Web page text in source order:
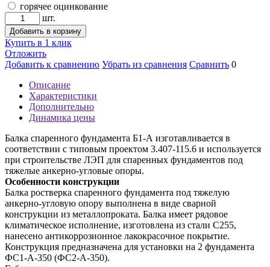
горячее оцинкование
шт.
Добавить в корзину
Купить в 1 клик
Отложить
Добавить к сравнению Убрать из сравнения Сравнить 0
Описание
Характеристики
Дополнительно
Динамика цены
Балка спаренного фундамента Б1-А изготавливается в
соответствии с типовым проектом 3.407-115.6 и используется
при строительстве ЛЭП для спаренных фундаментов под
тяжелые анкерно-угловые опоры.
Особенности конструкции
Балка ростверка спаренного фундамента под тяжелую
анкерно-угловую опору выполнена в виде сварной
конструкции из металлопроката. Балка имеет рядовое
климатическое исполнение, изготовлена из стали С255,
нанесено антикоррозионное лакокрасочное покрытие.
Конструкция предназначена для установки на 2 фундамента
ФС1-А-350 (ФС2-А-350).